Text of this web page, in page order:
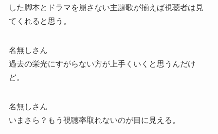
した脚本とドラマを崩さない主題歌が揃えば視聴者は見
てくれると思う。
名無しさん
過去の栄光にすがらない方が上手くいくと思うんだけ
ど。
名無しさん
いまさら？もう視聴率取れないのが目に見える。